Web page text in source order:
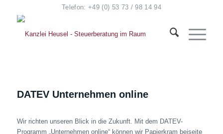
Telefon: +49 (0) 53 73 / 98 14 94
DATEV Unternehmen online
Wir richten unseren Blick in die Zukunft. Mit dem DATEV-
Programm „Unternehmen online“ können wir Papierkram beiseite